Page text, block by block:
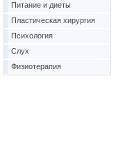
Питание и диеты
Пластическая хирургия
Психология
Слух
Физиотерапия